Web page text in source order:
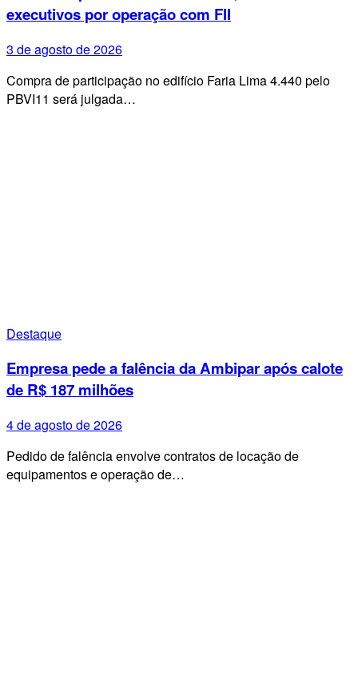
executivos por operação com FII
3 de agosto de 2026
Compra de participação no edifício Faria Lima 4.440 pelo
PBVI11 será julgada…
Destaque
Empresa pede a falência da Ambipar após calote
de R$ 187 milhões
4 de agosto de 2026
Pedido de falência envolve contratos de locação de
equipamentos e operação de…